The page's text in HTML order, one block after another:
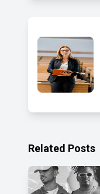
Related Posts